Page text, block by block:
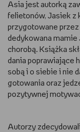
PASJE DZIECKA
TRENUJĘ
PORADNIKI
WYWIADY
Asia jest autorką
felietonów, Jasiek z
przygotowane
dedykowana mamie
chorobą. Książka
dania poprawiające
sobą i o siebie i nie
gotowania oraz
pozytywnej
Autorzy